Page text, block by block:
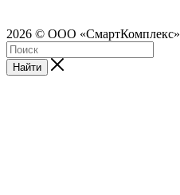
2026 © ООО «СмартКомплекс»
Найти